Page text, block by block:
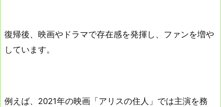
復帰後、映画やドラマで存在感を発揮し、ファンを増や
しています。
例えば、2021年の映画「アリスの住人」では主演を務